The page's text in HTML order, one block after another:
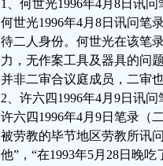
1、何世光1996年4月8日讯问
何世光1996年4月8日讯问笔
待二人身份。何世光在该笔
力，无作案工具及器具的问
并非二审合议庭成员，二审
2、许六四1996年4月9日讯
许六四1996年4月9日笔录（
被劳教的毕节地区劳教所讯
他”，“在1993年5月28日晚